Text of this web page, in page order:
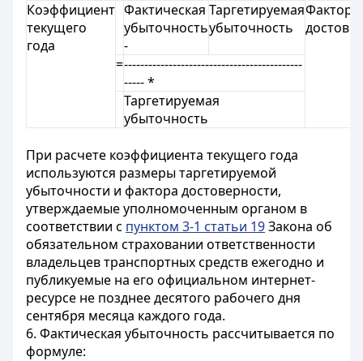
Коэффициент
текущего
года
Фактическая
убыточность
-
Таргетируемая
убыточность
Фактор
=--------------------------------------------
----- *
Таргетируемая
убыточность
При расчете коэффициента текущего года
используются размеры таргетируемой
убыточности и фактора достоверности,
утверждаемые уполномоченным органом в
соответствии с пунктом 3-1 статьи 19Закона об
обязательном страховании ответственности
владельцев транспортных средств ежегодно и
публикуемые на его официальном интернет-
ресурсе не позднее десятого рабочего дня
сентября месяца каждого года.
6. Фактическая убыточность рассчитывается по
формуле: